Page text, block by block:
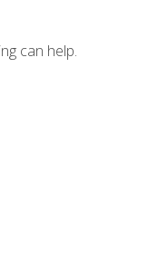
can help.